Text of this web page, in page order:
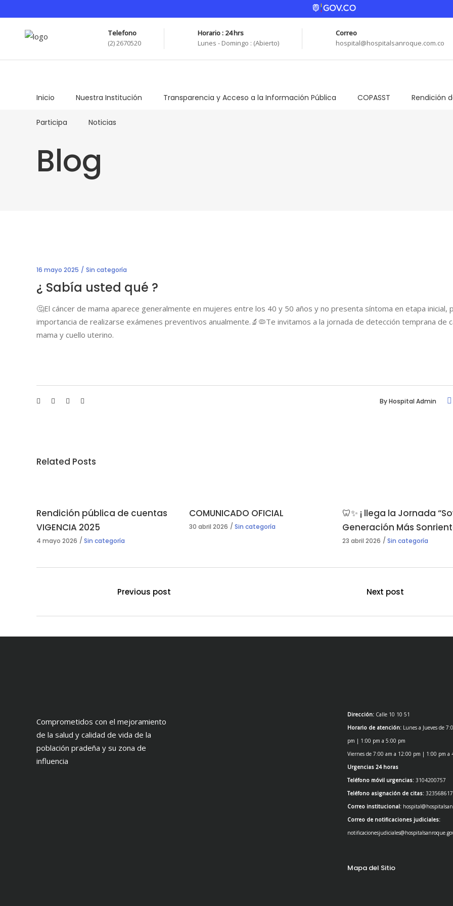
Telefono
(2) 2670520
Horario : 24 hrs
Lunes - Domingo : (Abierto)
Correo
hospital@hospitalsanroque.com.co
Inicio Nuestra Institución Transparencia y Acceso a la Información Pública COPASST Rendición
Participa Noticias
Blog
16 mayo 2025 Sin categoría
¿ Sabía usted qué ?
🤔El cáncer de mama aparece generalmente en mujeres entre los 40 y 50 años y no presenta síntoma en etapa inicial,
importancia de realizarse exámenes preventivos anualmente.🔬🦠Te invitamos a la jornada de detección temprana de
mama y cuello uterino.
ByHospital Admin
Related Posts
Rendición pública de cuentas
VIGENCIA 2025
4 mayo 2026 Sin categoría
COMUNICADO OFICIAL
30 abril 2026 Sin categoría
🦷✨ ¡ llega la Jornada
Generación Más
23 abril 2026 Sin categoría
Previous post Next post
Comprometidos con el mejoramiento
de la salud y calidad de vida de la
población pradeña y su zona de
influencia
Dirección: Calle 10 10 51
Horario de atención: Lunes a Jueves de
pm | 1:00 pm a 5:00 pm
Viernes de 7:00 am a 12:00 pm | 1:00 pm a
Urgencias 24 horas
Teléfono móvil urgencias: 3104200757
Teléfono asignación de citas:
Correo institucional:
Correo de notificaciones judiciales:
Mapa del Sitio